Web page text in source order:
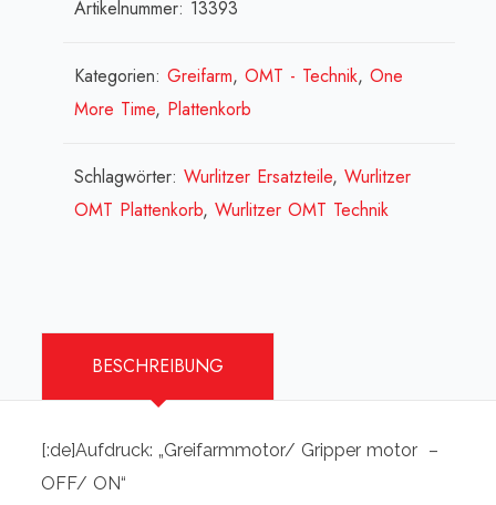
[:en]
-
sticker[:fr]Service
autocollant
[:]
Artikelnummer: 13393
Kategorien:Greifarm,OMT - Technik,One
More Time, Plattenkorb
Schlagwörter:Wurlitzer Ersatzteile,Wurlitzer
OMT Plattenkorb,Wurlitzer OMT Technik
BESCHREIBUNG
[:de]Aufdruck: „Greifarmmotor/ Gripper motor –
OFF/ ON“